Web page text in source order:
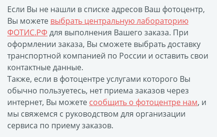
блоком
Елочный шарик
(новогод. игрушки)
Календарь карманный
Письмо от Деда Мороза
Таблички на
автомобиль
Номер на коляску
Конверты
Пластиковые карты
Если Вы не нашли в списке адресов Ваш фотоцентр,
Вы можете выбрать центральную лабораторию
ФОТИС.РФ для выполнения Вашего заказа. При
оформлении заказа, Вы сможете выбрать доставку
транспортной компанией по России и оставить свои
контактные данные.
Также, если в фотоцентре услугами которого Вы
обычно пользуетесь, нет приема заказов через
интернет, Вы можете сообщить о фотоцентре нам, и
мы свяжемся с руководством для организации
сервиса по приему заказов.